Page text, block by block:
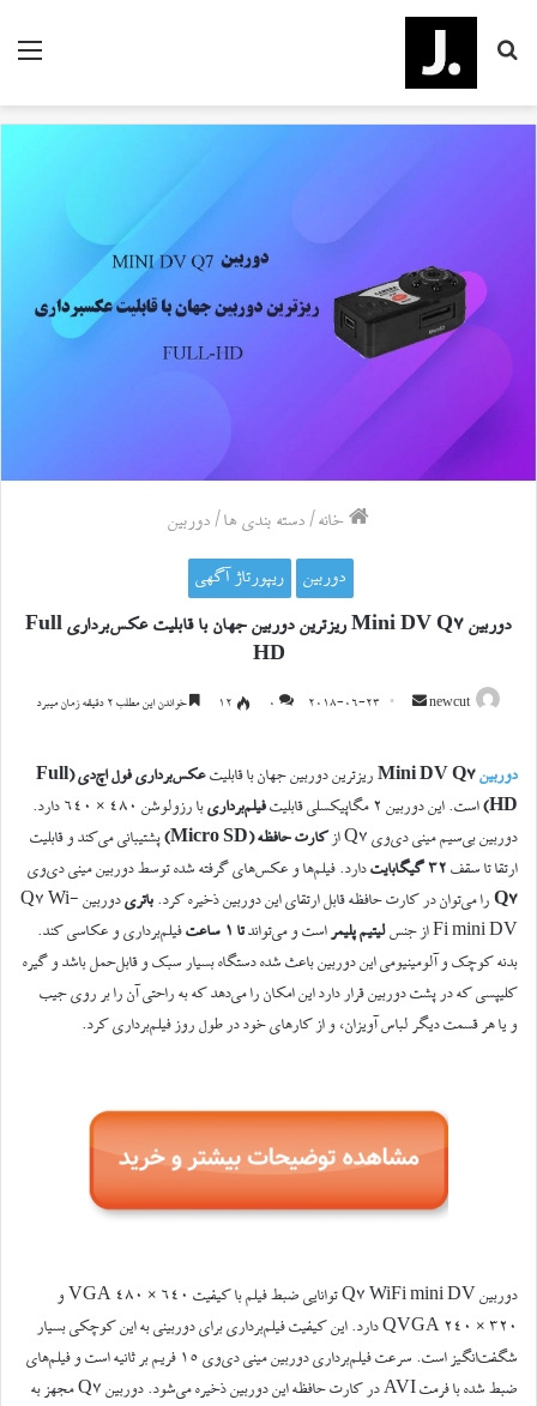
منو
برای
خانه / دسته بندی ها / دوربین
دوربین ریپورتاژ آگهی
دوربین Mini DV Q7 ریزترین دوربین جهان با قابلیت عکس‌برداری Full
HD
newcut
ارسال
2018-06-23
0 ۱۲ خواندن این مطلب ۲ دقیقه زمان میبرد
دوربین ریزترین دوربین جهان با قابلیتعکس‌برداری
فول اچ‌دی (Full
HD) است. این دوربین ۲ مگاپیکسلی قابلیت فیلم‌برداری
با رزولوشن ۴۸۰ × ۶۴۰ دارد.
دوربین بی‌سیم مینی دی‌وی Q7 از
کارت حافظه (Micro SD)
پشتیبانی می‌کند و قابلیت
ارتقا تا سقف ۳۲ گیگابایت
دارد. فیلم‌ها و عکس‌های گرفته‌ شده توسط دوربین مینی دی‌وی
Q7 را می‌توان در کارت حافظه قابل ارتقای این دوربین ذخیره کرد. باتری
دوربین Q7 Wi-
Fi mini DV از جنس
لیتیم پلیمر است و می‌تواندتا ۱ ساعت
فیلم‌برداری و عکاسی کند.
بدنه کوچک و آلومینیومی این دوربین باعث شده دستگاه بسیار سبک و قابل‌حمل باشد و گیره
کلیپسی که در پشت دوربین قرار دارد این امکان را می‌دهد که به راحتی آن را بر روی جیب
و یا هر‌ قسمت دیگر لباس آویزان، و از کار‌های خود در طول روز فیلم‌برداری کرد.
دوربین Q7 WiFi mini DV توانایی ضبط فیلم با کیفیت VGA ۴۸۰ × ۶۴۰ و
QVGA ۲۴۰ × ۳۲۰ دارد. این کیفیت فیلم‌برداری برای دوربینی به این کوچکی بسیار
شگفت‌انگیز است. سرعت فیلم‌برداری دوربین مینی دی‌وی ۱۵ فریم بر ثانیه است و فیلم‌های
ضبط‌ شده با فرمت AVI در کارت حافظه این دوربین ذخیره می‌شود. دوربین Q7 مجهز به